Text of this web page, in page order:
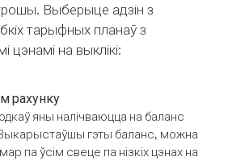
Выберыце адзін з
тарыфных планаў з
цэнамі на выклікі:
рахунку
яны налічваюцца на баланс
гэты баланс, можна
па ўсім свеце па нізкіх цэнах на